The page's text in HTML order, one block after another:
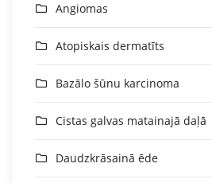
Angiomas
Atopiskais dermatīts
Bazālo šūnu karcinoma
Cistas galvas matainajā daļā
Daudzkrāsainā ēde